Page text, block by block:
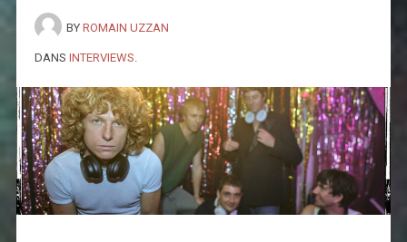
BY ROMAIN UZZAN
DANS INTERVIEWS